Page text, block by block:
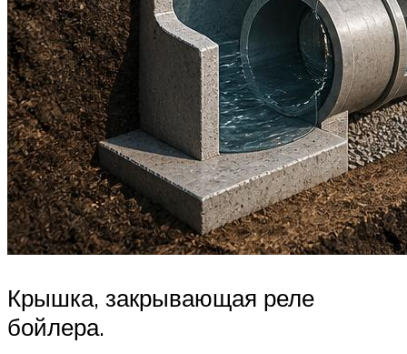
Крышка, закрывающая реле
бойлера.